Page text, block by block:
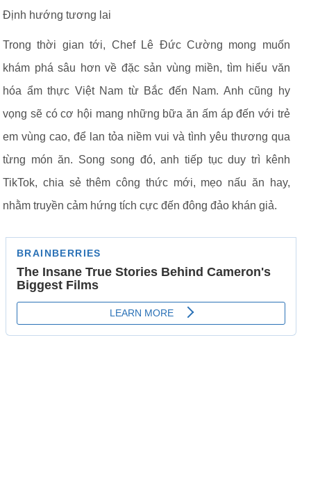
Định hướng tương lai
Trong thời gian tới, Chef Lê Đức Cường mong muốn
khám phá sâu hơn về đặc sản vùng miền, tìm hiểu văn
hóa ẩm thực Việt Nam từ Bắc đến Nam. Anh cũng hy
vọng sẽ có cơ hội mang những bữa ăn ấm áp đến với trẻ
em vùng cao, để lan tỏa niềm vui và tình yêu thương qua
từng món ăn. Song song đó, anh tiếp tục duy trì kênh
TikTok, chia sẻ thêm công thức mới, mẹo nấu ăn hay,
nhằm truyền cảm hứng tích cực đến đông đảo khán giả.